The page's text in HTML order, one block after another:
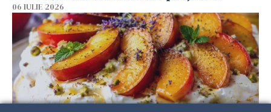
06 IULIE 2026